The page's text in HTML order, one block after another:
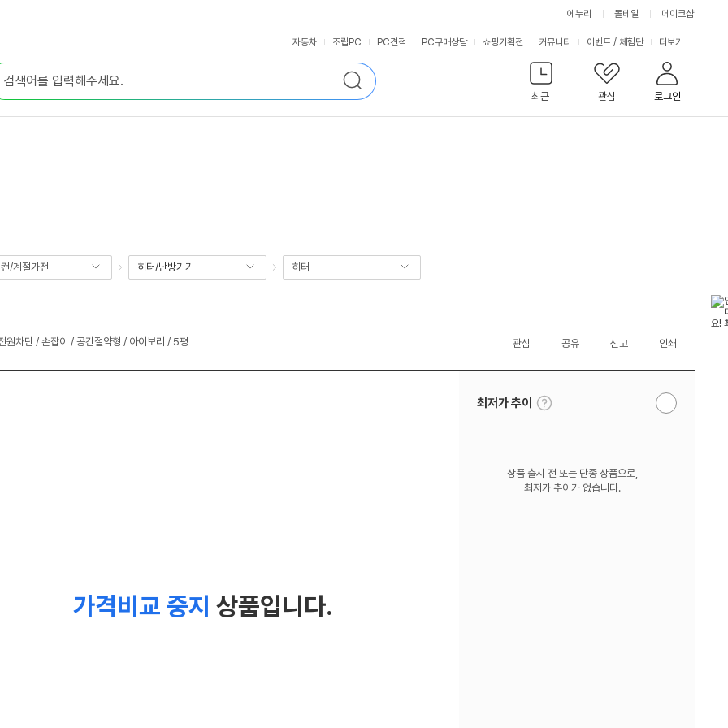
에누리 몰테일 메이크샵
검
색
최근
관심 로그인
자동차 조립PC PC견적 PC구매상담 쇼핑기획전 커뮤니티 이벤트 / 체험단 서
비
스
더보기
/계절가전 히터/난방기기 히터
원차단 / 손잡이 / 공간절약형 / 아이보리 / 5평 관심 공유 신고 인쇄
가격비교 중지 상품입니다.
최저가 추이
툴
팁
알
상품 출시 전 또는 단종 상품으로,
최저가 추이가 없습니다.